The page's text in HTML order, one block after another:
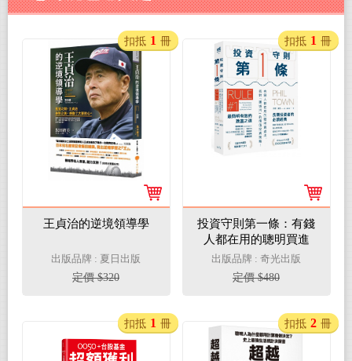
王貞治的逆境領導學
出版品牌 : 夏日出版
定價 $320
扣抵 1 冊
投資守則第一條：有錢
人都在用的聰明買進
法，找對「護城河」的
價值投資策略！
出版品牌 : 奇光出版
定價 $480
扣抵 1 冊
扣抵 1 冊 扣抵 2 冊